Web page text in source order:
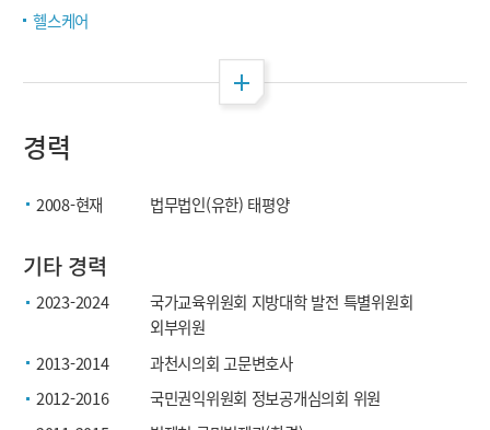
헬스케어
경력
2008-현재 법무법인(유한) 태평양
기타 경력
2023-2024
국가교육위원회 지방대학 발전 특별위원회
외부위원
2013-2014
과천시의회 고문변호사
2012-2016
국민권익위원회 정보공개심의회 위원